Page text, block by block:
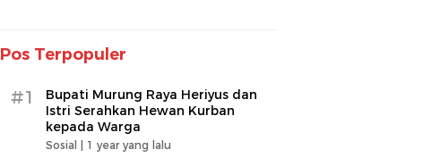
Pos Terpopuler
#1
Bupati Murung Raya Heriyus dan
Istri Serahkan Hewan Kurban
kepada Warga
Sosial | 1 year yang lalu